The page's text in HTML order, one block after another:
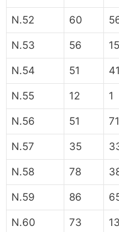
N.52 60
N.53 56 15
N.54 51 41
N.55 12 1
N.56 51 71
N.57 35
N.58 78
N.59 86
N.60 73 13